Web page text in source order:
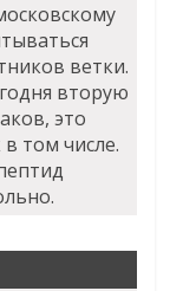
ветки.
вторую
это
том числе.